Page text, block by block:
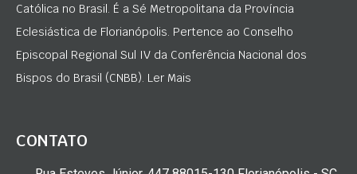
Católica no Brasil. É a Sé Metropolitana da Província
Eclesiástica de Florianópolis. Pertence ao Conselho
Episcopal Regional Sul IV da Conferência Nacional dos
Bispos do Brasil (CNBB). Ler Mais
CONTATO